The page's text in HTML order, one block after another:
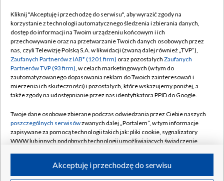
TVP
Abonament TVP
Emisja w TVP
Centrum informacji TVP
Naziemna Telewizja Cyfrowa
Rada Programowa
System NOS
Informacje o nadawcy
Program dla prasy
Regulamin TVP
Polityka prywatności
Moje zgody
Pomoc
Kontakt
Kanały
Kliknij "Akceptuję i przechodzę do serwisu", aby wyrazić zgody na
korzystanie z technologii automatycznego śledzenia i zbierania danych,
dostęp do informacji na Twoim urządzeniu końcowym i ich
przechowywanie oraz na przetwarzanie Twoich danych osobowych przez
nas, czyli Telewizję Polską S.A. w likwidacji (zwaną dalej również „TVP”),
Zaufanych Partnerów z IAB* (1201 firm) oraz pozostałych Zaufanych
Partnerów TVP (93 firm), w celach marketingowych (w tym do
zautomatyzowanego dopasowania reklam do Twoich zainteresowań i
mierzenia ich skuteczności) i pozostałych, które wskazujemy poniżej, a
także zgody na udostępnianie przez nas identyfikatora PPID do Google.
Twoje dane osobowe zbierane podczas odwiedzania przez Ciebie naszych
poszczególnych serwisówzwanych dalej „Portalem”, w tym informacje
zapisywane za pomocą technologii takich jak: pliki cookie, sygnalizatory
WWW lub innych podobnych technologii umożliwiających świadczenie
ruchu w Internecie.Akceptuję i przechodzę do serwisu